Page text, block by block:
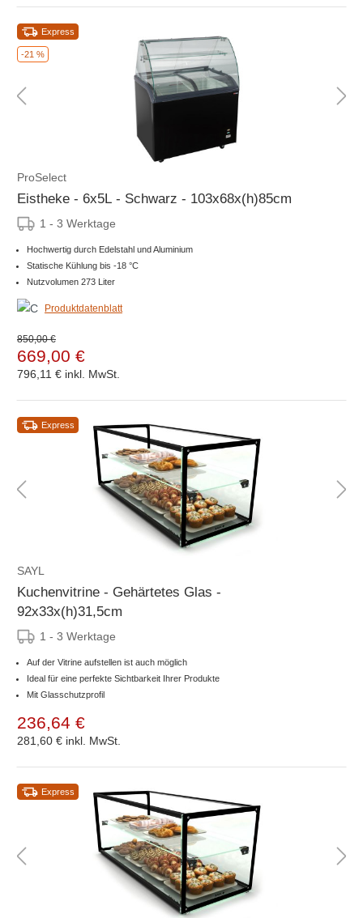
-21 %
Express
ProSelect
Eistheke - 6x5L - Schwarz - 103x68x(h)85cm
1 - 3 Werktage
Hochwertig durch Edelstahl und Aluminium
Statische Kühlung bis -18 °C
Nutzvolumen 273 Liter
Produktdatenblatt
850,00 €
669,00 €
796,11 € inkl. MwSt.
Express
SAYL
Kuchenvitrine - Gehärtetes Glas -
92x33x(h)31,5cm
1 - 3 Werktage
Auf der Vitrine aufstellen ist auch möglich
Ideal für eine perfekte Sichtbarkeit Ihrer Produkte
Mit Glasschutzprofil
236,64 €
281,60 € inkl. MwSt.
Express